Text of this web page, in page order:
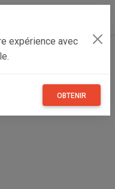
expérience avec
OBTENIR